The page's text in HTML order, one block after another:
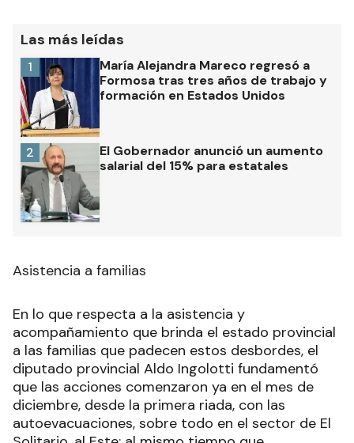
Las más leídas
María Alejandra Mareco regresó a
Formosa tras tres años de trabajo y
formación en Estados Unidos
1
El Gobernador anunció un aumento
salarial del 15% para estatales
2
Asistencia a familias
En lo que respecta a la asistencia y
acompañamiento que brinda el estado provincial
a las familias que padecen estos desbordes, el
diputado provincial Aldo Ingolotti fundamentó
que las acciones comenzaron ya en el mes de
diciembre, desde la primera riada, con las
autoevacuaciones, sobre todo en el sector de El